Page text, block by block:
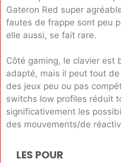
Gateron Red super
fautes de frappe sont peu
elle aussi, se fait rare.
Côté gaming, le clavier est
adapté, mais il peut tout
des jeux peu ou pas
switchs low profiles réduit
significativement les
des mouvements/de
LES POUR